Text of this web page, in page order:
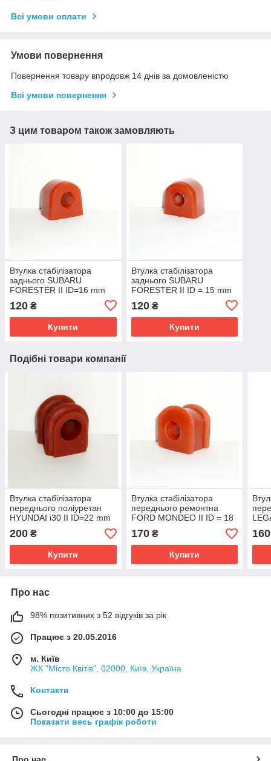
Всі умови оплати
Умови повернення
Повернення товару впродовж 14 днів за домовленістю
Всі умови повернення
З цим товаром також замовляють
Втулка стабілізатора
заднього SUBARU
FORESTER II ID=16 mm
120 ₴
Купити
Втулка стабілізатора
заднього SUBARU
FORESTER II ID = 15 mm
120₴
Купити
Подібні товари компанії
Втулка стабілізатора
переднього поліуретан
HYUNDAI i30 II ID=22 mm
OEM:54813-2К200
200 ₴
Купити
Втулка стабілізатора
переднього ремонтна
FORD MONDEO II ID = 18
mm OEM:1128725
170₴
Купити
160
Про нас
98% позитивних з 52 відгуків за рік
Працює з 20.05.2016
м. Київ
ЖК "Місто Квітів", 02000, Київ, Україна
Контакти
Сьогодні працює з 10:00 до 15:00
Показати весь графік роботи